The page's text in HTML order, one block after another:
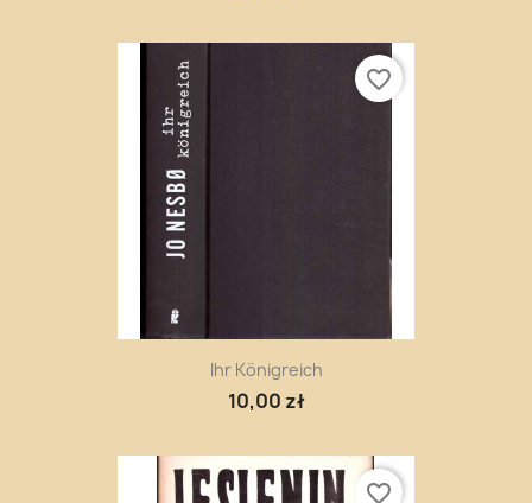
Ihr Königreich
10,00 zł
favorite_border
favorite_border